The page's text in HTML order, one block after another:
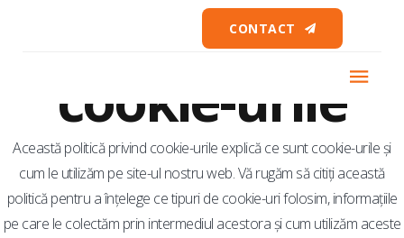
CONTACT
Politica privind
cookie-urile
Această politică privind cookie-urile explică ce sunt cookie-urile și
cum le utilizăm pe site-ul nostru web. Vă rugăm să citiți această
politică pentru a înțelege ce tipuri de cookie-uri folosim, informațiile
pe care le colectăm prin intermediul acestora și cum utilizăm aceste